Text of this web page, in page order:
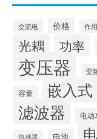
交流电 价格 作用
光耦 功率
变压器 变
容量 嵌入式
滤波器 电动
电感器 电池